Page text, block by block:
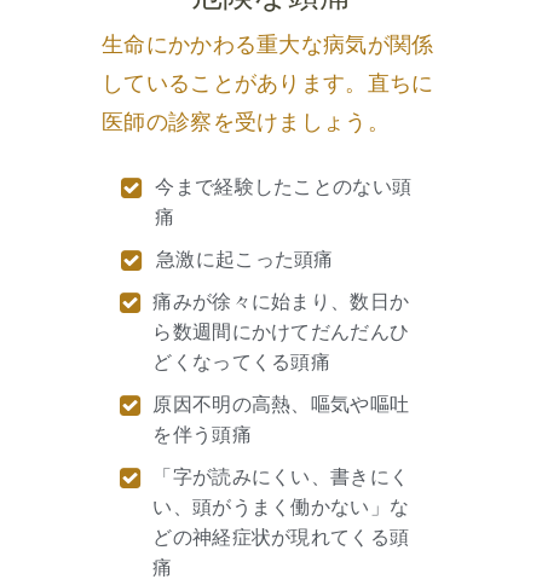
生命にかかわる重大な病気が関係
していることがあります。直ちに
医師の診察を受けましょう。
今まで経験したことのない頭
痛
急激に起こった頭痛
痛みが徐々に始まり、数日か
ら数週間にかけてだんだんひ
どくなってくる頭痛
原因不明の高熱、嘔気や嘔吐
を伴う頭痛
「字が読みにくい、書きにく
い、頭がうまく働かない」な
どの神経症状が現れてくる頭
痛